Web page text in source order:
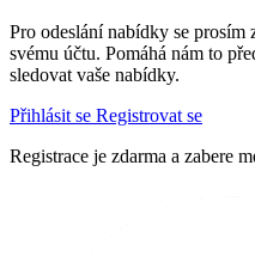
Pro odeslání nabídky se prosím
svému účtu. Pomáhá nám to
sledovat vaše nabídky.
Přihlásit se Registrovat se
Registrace je zdarma a zabere